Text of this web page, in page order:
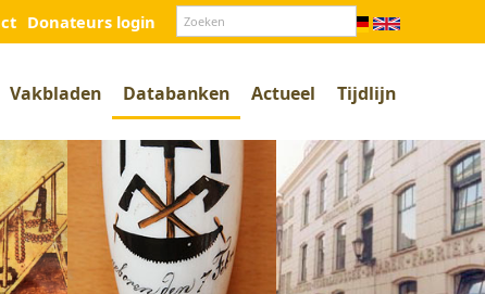
Donateurs login
Vakbladen Databanken Actueel Tijdlijn